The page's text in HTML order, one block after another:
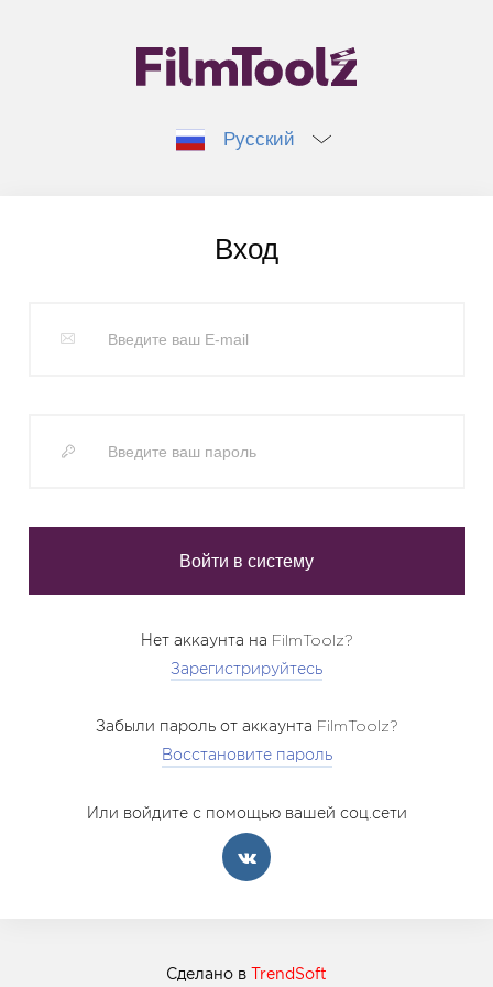
Русский
Вход
Нет аккаунта на FilmToolz?
Зарегистрируйтесь
Забыли пароль от аккаунта FilmToolz?
Восстановите пароль
Или войдите с помощью вашей соц.сети
Сделано в TrendSoft